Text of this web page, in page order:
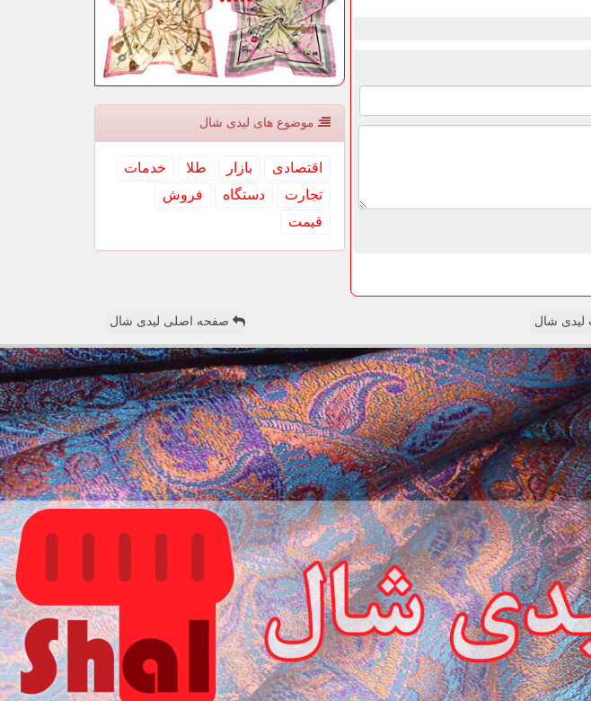
موضوع های لیدی شال
اقتصادی بازار طلا
خدمات
تجارت
دستگاه
فروش
قیمت
شال صفحه اصلی لیدی شال